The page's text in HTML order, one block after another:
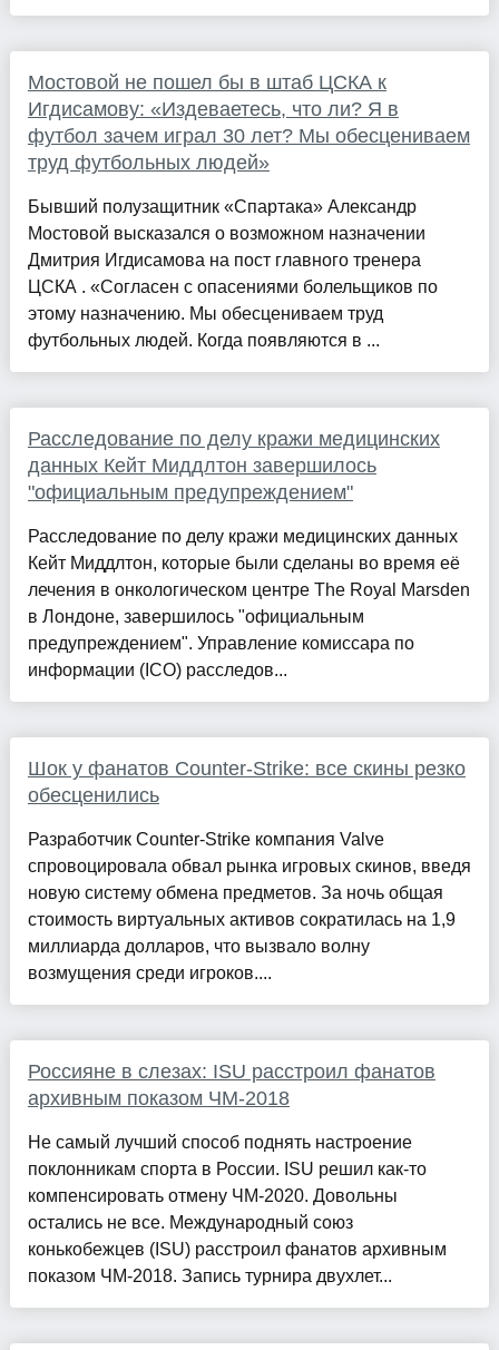
Мостовой не пошел бы в штаб ЦСКА к
Игдисамову: «Издеваетесь, что ли? Я в
футбол зачем играл 30 лет? Мы обесцениваем
труд футбольных людей»
Бывший полузащитник «Спартака» Александр
Мостовой высказался о возможном назначении
Дмитрия Игдисамова на пост главного тренера
ЦСКА . «Согласен с опасениями болельщиков по
этому назначению. Мы обесцениваем труд
футбольных людей. Когда появляются в ...
Расследование по делу кражи медицинских
данных Кейт Миддлтон завершилось
"официальным предупреждением"
Расследование по делу кражи медицинских данных
Кейт Миддлтон, которые были сделаны во время её
лечения в онкологическом центре The Royal Marsden
в Лондоне, завершилось "официальным
предупреждением". Управление комиссара по
информации (ICO) расследов...
Шок у фанатов Counter-Strike: все скины резко
обесценились
Разработчик Counter-Strike компания Valve
спровоцировала обвал рынка игровых скинов, введя
новую систему обмена предметов. За ночь общая
стоимость виртуальных активов сократилась на 1,9
миллиарда долларов, что вызвало волну
возмущения среди игроков....
Россияне в слезах: ISU расстроил фанатов
архивным показом ЧМ-2018
Не самый лучший способ поднять настроение
поклонникам спорта в России. ISU решил как-то
компенсировать отмену ЧМ-2020. Довольны
остались не все. Международный союз
конькобежцев (ISU) расстроил фанатов архивным
показом ЧМ-2018. Запись турнира двухлет...